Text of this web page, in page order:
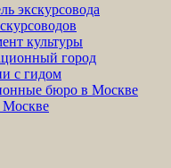
экскурсовода
культуры
город
с гидом
бюро в Москве
Москве